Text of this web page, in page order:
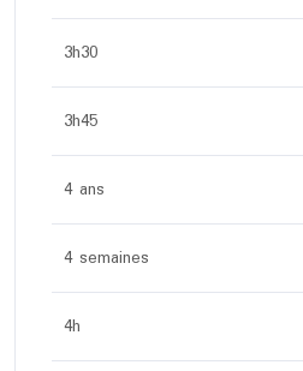
3h30
3h45
4 ans
4 semaines
4h